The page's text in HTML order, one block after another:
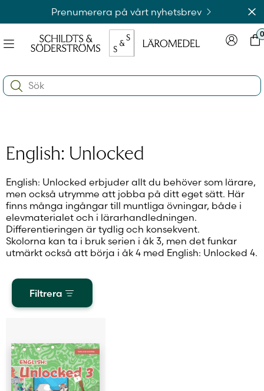
Prenumerera på vårt nyhetsbrev
Meny
Logga in i webbshoppen
0
Search:
English: Unlocked
English: Unlocked erbjuder allt du behöver som lärare,
men också utrymme att jobba på ditt eget sätt. Här
finns många ingångar till muntliga övningar, både i
elevmaterialet och i lärarhandledningen.
Differentieringen är tydlig och konsekvent.
Skolorna kan ta i bruk serien i åk 3, men det funkar
utmärkt också att börja i åk 4 med English: Unlocked 4.
Filtrera